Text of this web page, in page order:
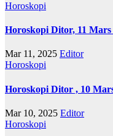
Horoskopi
Horoskopi Ditor, 11 Mars
Mar 11, 2025 Editor
Horoskopi
Horoskopi Ditor , 10
Mar 10, 2025 Editor
Horoskopi